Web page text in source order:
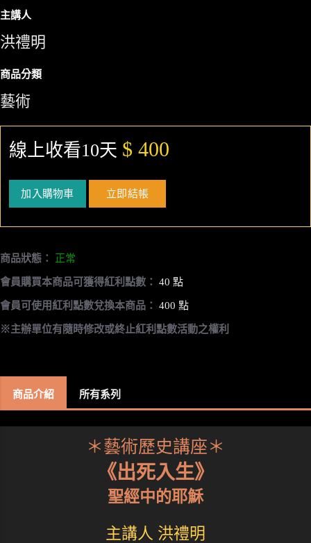
主講人
洪禮明
商品分類
藝術
線上收看10天 $ 400
加入購物車 立即結帳
商品狀態： 正常
會員購買本商品可獲得紅利點數： 40 點
會員可使用紅利點數兌換本商品： 400 點
※主辦單位有隨時修改或終止紅利點數活動之權利
商品介紹 所有系列
＊藝術歷史講座＊
《出死入生》
聖經中的耶穌
主講人 洪禮明